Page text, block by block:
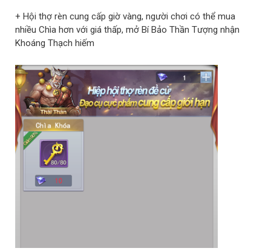
+ Hội thợ rèn cung cấp giờ vàng, người chơi có thể mua
nhiều Chìa hơn với giá thấp, mở Bí Bảo Thần Tượng nhận
Khoáng Thạch hiếm